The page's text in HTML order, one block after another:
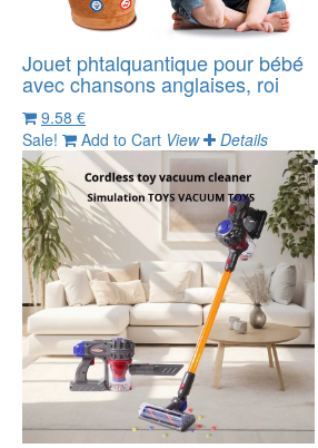
Jouet phtalquantique pour bébé
avec chansons anglaises, roi
9.58 €
Sale! Add to Cart View Details